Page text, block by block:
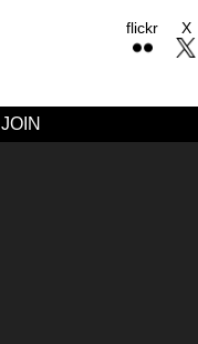
JOIN
flickr X